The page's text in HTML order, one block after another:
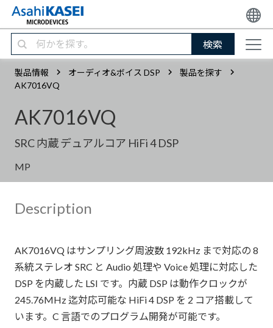
検索
製品情報 オーディオ&ボイス DSP
製品を探す
AK7016VQ
AK7016VQ
SRC 内蔵 デュアルコア HiFi 4 DSP
MP
Description
AK7016VQ はサンプリング周波数 192kHz まで対応の 8
系統ステレオ SRC と Audio 処理や Voice 処理に対応した
DSP を内蔵した LSI です。内蔵 DSP は動作クロックが
245.76MHz 迄対応可能な HiFi 4 DSP を 2 コア搭載して
います。C 言語でのプログラム開発が可能です。